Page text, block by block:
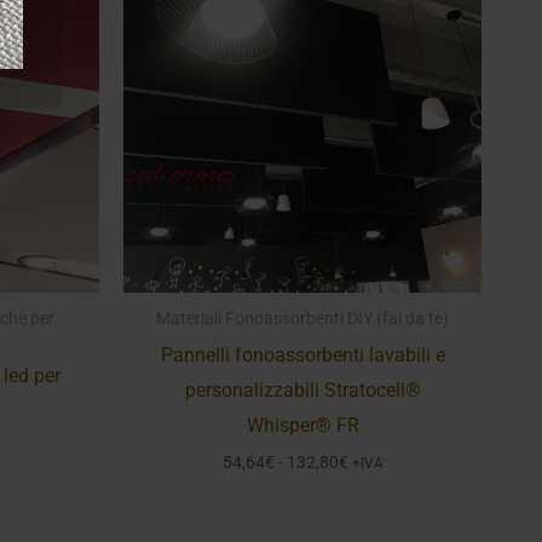
per
Pannelli fonoassorbenti lavabili e
personalizzabili Stratocell®
Whisper® FR
54,64€ - 132,80€Fascia
+IVA